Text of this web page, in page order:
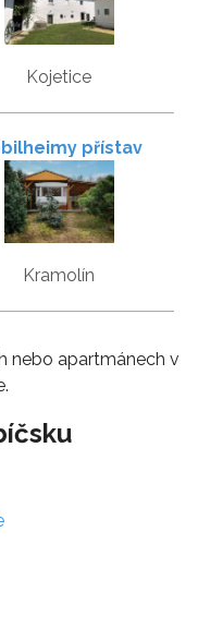
Kojetice
přístav
Kramolín
Kramolín
nebo apartmánech v